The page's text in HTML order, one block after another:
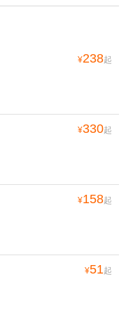
¥238起
¥330起
¥158起
¥51起